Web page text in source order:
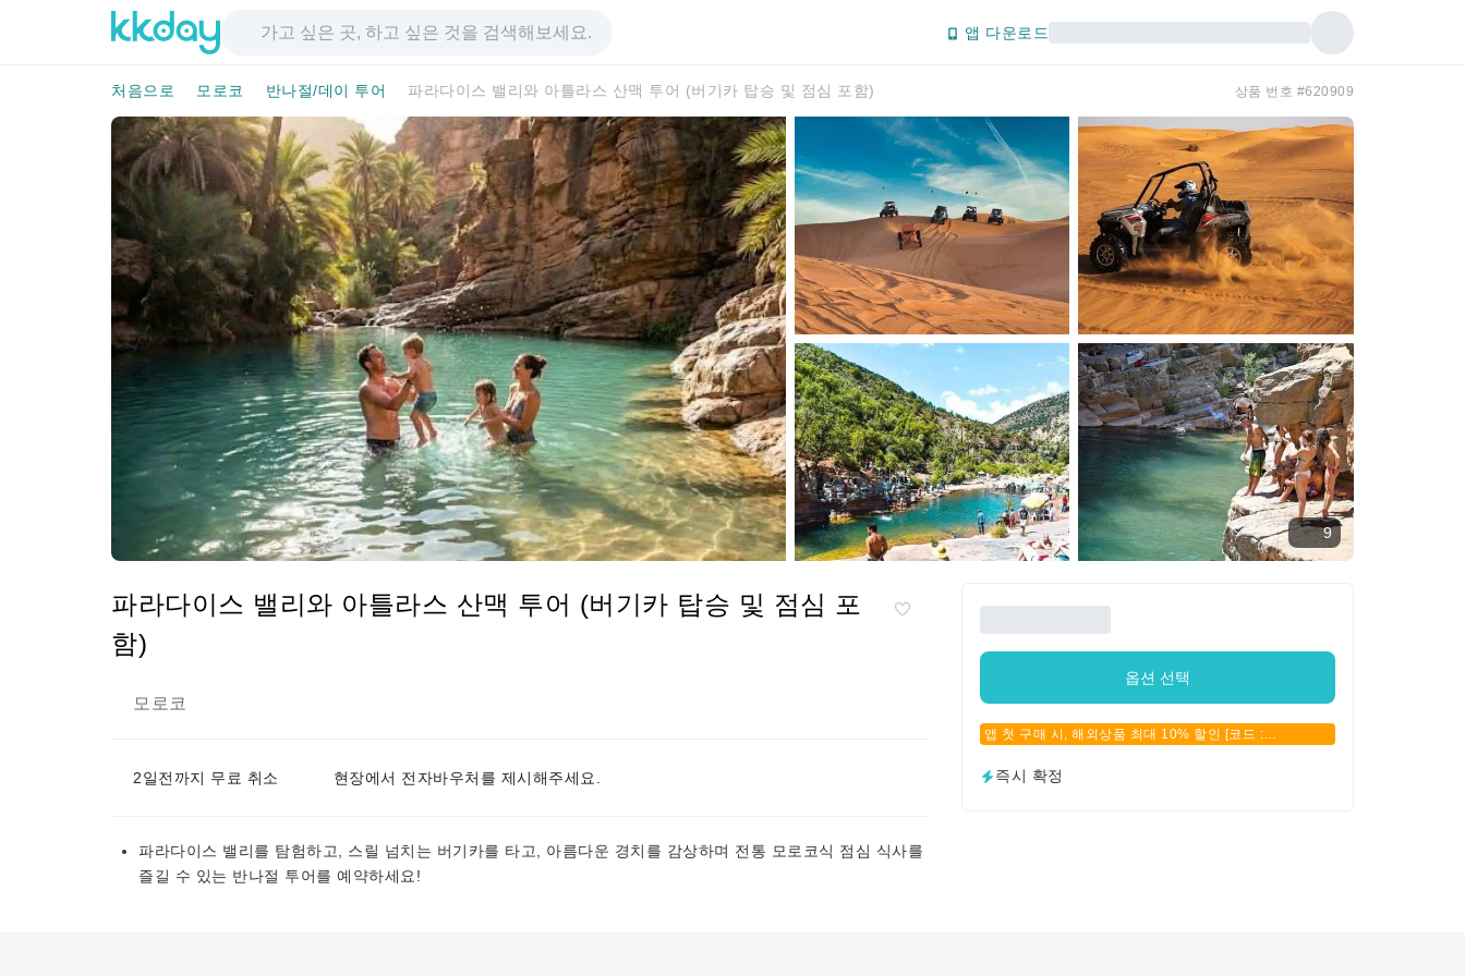
앱 다운로드
처음으로 모로코 반나절/데이 투어 파라다이스 밸리와 아틀라스 산맥 투어 (버기카 탑승 및 점심 포함) 상품 번호 #620909
9
파라다이스 밸리와 아틀라스 산맥 투어 (버기카 탑승 및 점심 포
함)
모로코
2일전까지 무료 취소 현장에서 전자바우처를 제시해주세요.
파라다이스 밸리를 탐험하고, 스릴 넘치는 버기카를 타고, 아름다운 경치를 감상하며 전통 모로코식 점심 식사를
즐길 수 있는 반나절 투어를 예약하세요!
옵션 선택
앱 첫 구매 시, 해외상품 최대 10% 할인 [코드 :
즉시 확정